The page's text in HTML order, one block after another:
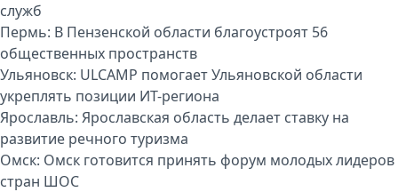
служб
Пермь: В Пензенской области благоустроят 56
общественных пространств
Ульяновск: ULCAMP помогает Ульяновской области
укреплять позиции ИТ-региона
Ярославль: Ярославская область делает ставку на
развитие речного туризма
Омск: Омск готовится принять форум молодых лидеров
стран ШОС